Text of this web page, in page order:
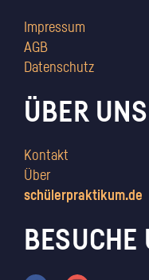
Impressum
AGB
Datenschutz
ÜBER UNS
Kontakt
Über
schülerpraktikum.de